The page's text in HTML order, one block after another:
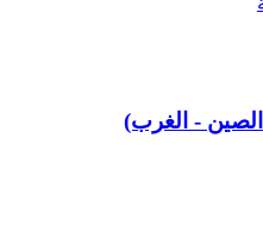
- الغرب)